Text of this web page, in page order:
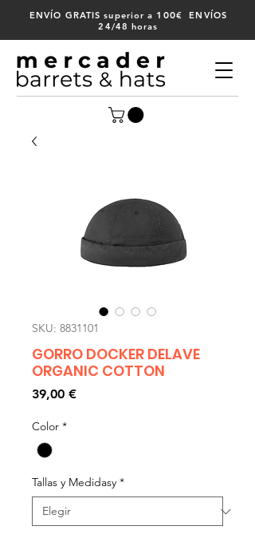
ENVÍO GRATIS superior a 100€ ENVÍOS
24/48 horas
SKU: 8831101
GORRO DOCKER DELAVE
ORGANIC COTTON
39,00 €Precio
Color *
Tallas y Medidasy *